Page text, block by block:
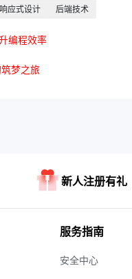
响应式设计 后端技术
编程效率
梦之旅
新人注册有礼
服务指南
安全中心